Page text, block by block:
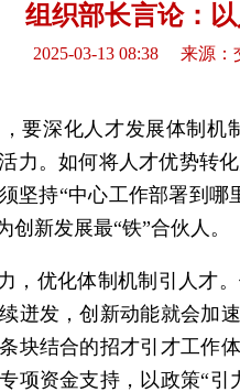
组织部长言论：
2025-03-13 08:38 来源
要深化人才发展体制
力。如何将人才优势转
坚持“中心工作部署到
新发展最“铁”合伙人。
，优化体制机制引人才
迸发，创新动能就会加
块结合的招才引才工作
项资金支持，以政策“